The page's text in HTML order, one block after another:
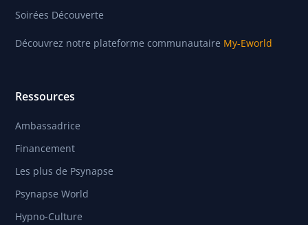
Soirées Découverte
Découvrez notre plateforme communautaire My-Eworld
Ressources
Ambassadrice
Financement
Les plus de Psynapse
Psynapse World
Hypno-Culture